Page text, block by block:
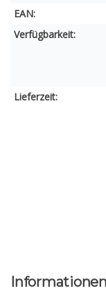
EAN:
Verfügbarkeit:
Lieferzeit:
Informationen